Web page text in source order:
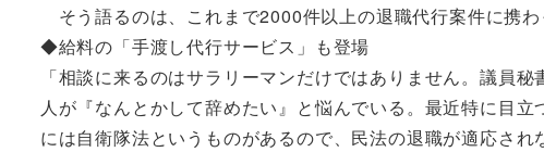
そう語るのは、これまで2000件以上の退職代行案件に携わ
◆給料の「手渡し代行サービス」も登場
「相談に来るのはサラリーマンだけではありません。議員
人が『なんとかして辞めたい』と悩んでいる。最近特に目
には自衛隊法というものがあるので、民法の退職が適応され